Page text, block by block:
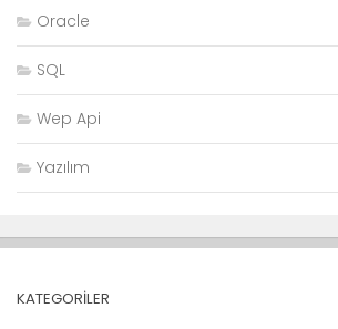
Oracle
SQL
Wep Api
Yazılım
KATEGORILER